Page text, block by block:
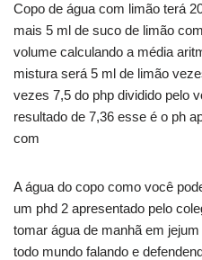
Copo de água com limão terá
mais 5 ml de suco de limão
volume calculando a média
mistura será 5 ml de limão
vezes 7,5 do php dividido pelo
resultado de 7,36 esse é o ph
com
A água do copo como você
um phd 2 apresentado pelo
tomar água de manhã em
todo mundo falando e